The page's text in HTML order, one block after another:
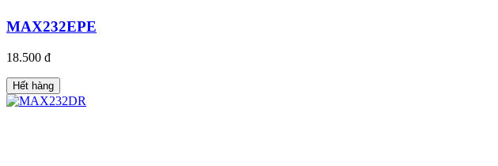
MAX232EPE
18.500 đ
Hết hàng